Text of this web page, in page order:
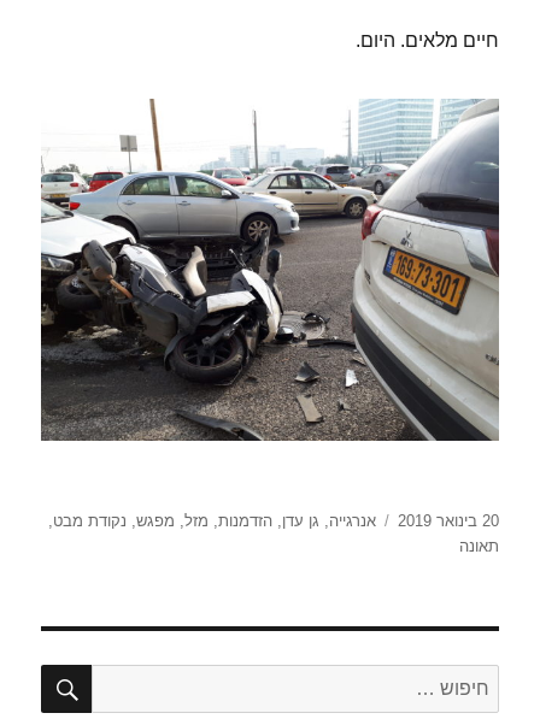
חיים מלאים. היום.
פורסם
בתאריך
20 בינואר 2019 תגיות
אנרגייה, גן עדן,הזדמנות, מזל, מפגש, נקודת מבט,
תאונה
חפש: